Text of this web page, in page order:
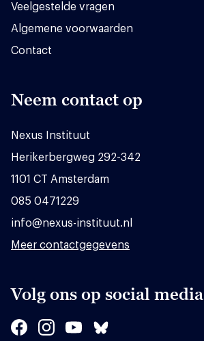
Veelgestelde vragen
Algemene voorwaarden
Contact
Neem contact op
Nexus Instituut
Herikerbergweg 292-342
1101 CT Amsterdam
085 0471229
info@nexus-instituut.nl
Meer contactgegevens
Volg ons op social media